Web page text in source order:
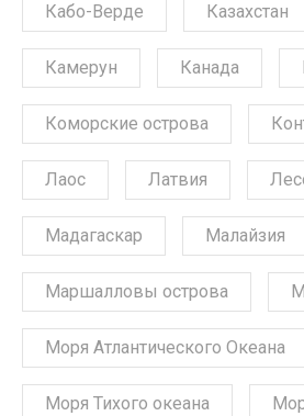
Кабо-Верде Казахстан
Камерун Канада
Коморские острова
Лаос Латвия
Мадагаскар Малайзия
Маршалловы острова
Моря Атлантического Океана
Моря Тихого океана